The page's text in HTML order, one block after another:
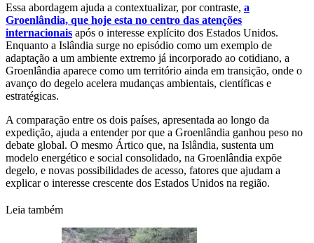
Essa abordagem ajuda a contextualizar, por contraste, a
Groenlândia, que hoje esta no centro das atenções
internacionais após o interesse explícito dos Estados Unidos.
Enquanto a Islândia surge no episódio como um exemplo de
adaptação a um ambiente extremo já incorporado ao cotidiano, a
Groenlândia aparece como um território ainda em transição, onde o
avanço do degelo acelera mudanças ambientais, científicas e
estratégicas.
A comparação entre os dois países, apresentada ao longo da
expedição, ajuda a entender por que a Groenlândia ganhou peso no
debate global. O mesmo Ártico que, na Islândia, sustenta um
modelo energético e social consolidado, na Groenlândia expõe
degelo, e novas possibilidades de acesso, fatores que ajudam a
explicar o interesse crescente dos Estados Unidos na região.
Leia também